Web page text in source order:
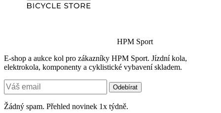
HPM Sport
E-shop a aukce kol pro zákazníky HPM Sport. Jízdní kola,
elektrokola, komponenty a cyklistické vybavení skladem.
Odebírat
Žádný spam. Přehled novinek 1x týdně.